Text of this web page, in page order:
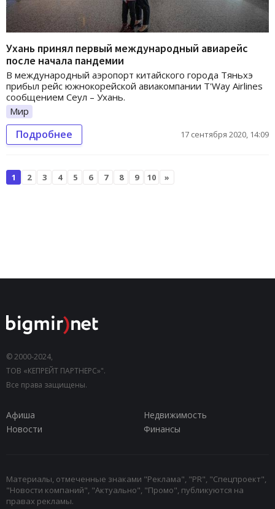
Ухань принял первый международный авиарейс
после начала пандемии
В международный аэропорт китайского города Тяньхэ
прибыл рейс южнокорейской авиакомпании T'Way Airlines
сообщением Сеул – Ухань.
Мир
Подробнее 17 сентября 2020, 14:09
1 2 3 4 5 6 7 8 9 10 »
© 2000-2024,
ТОВ «КЕПРЕЙТ ПАРТНЕРС»".
Все права защищены.
Афиша
Недвижимость
Новости
Финансы
Материалы, отмеченные знаками "Реклама", "PR", "Спецпроект",
"Новости компаний", "Актуально", "Промо", публикуются на
правах рекламы.